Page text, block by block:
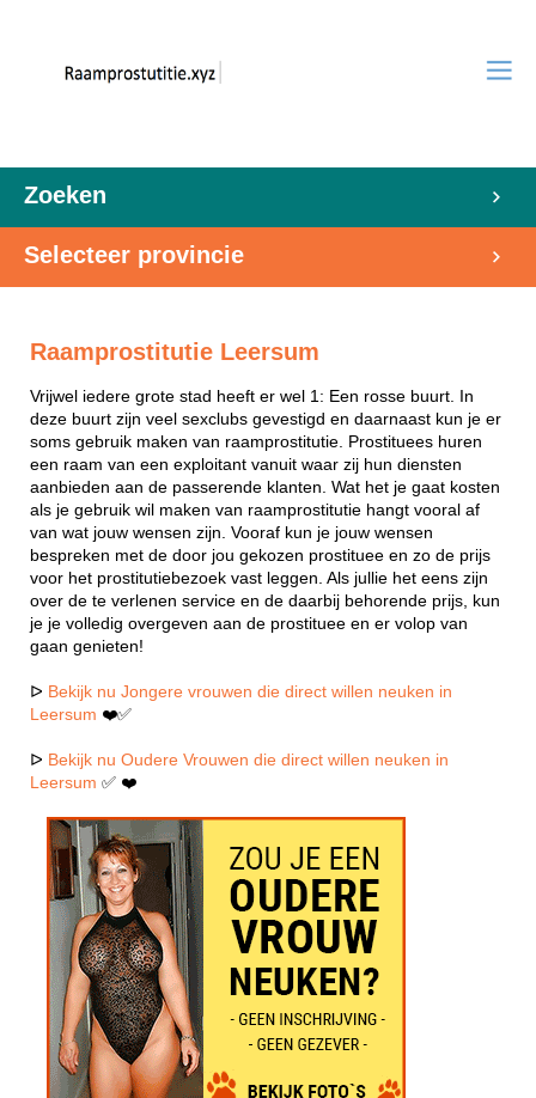
Zoeken
Selecteer provincie
Raamprostitutie Leersum
Vrijwel iedere grote stad heeft er wel 1: Een rosse buurt. In
deze buurt zijn veel sexclubs gevestigd en daarnaast kun je er
soms gebruik maken van raamprostitutie. Prostituees huren
een raam van een exploitant vanuit waar zij hun diensten
aanbieden aan de passerende klanten. Wat het je gaat kosten
als je gebruik wil maken van raamprostitutie hangt vooral af
van wat jouw wensen zijn. Vooraf kun je jouw wensen
bespreken met de door jou gekozen prostituee en zo de prijs
voor het prostitutiebezoek vast leggen. Als jullie het eens zijn
over de te verlenen service en de daarbij behorende prijs, kun
je je volledig overgeven aan de prostituee en er volop van
gaan genieten!
ᐅ Bekijk nu Jongere vrouwen die direct willen neuken in
Leersum ❤️✅
ᐅ Bekijk nu Oudere Vrouwen die direct willen neuken in
Leersum ✅ ❤️